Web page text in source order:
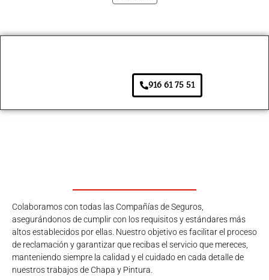
916 61 75 51
Colaboramos con todas las Compañías de Seguros,
asegurándonos de cumplir con los requisitos y estándares más
altos establecidos por ellas. Nuestro objetivo es facilitar el proceso
de reclamación y garantizar que recibas el servicio que mereces,
manteniendo siempre la calidad y el cuidado en cada detalle de
nuestros trabajos de Chapa y Pintura.